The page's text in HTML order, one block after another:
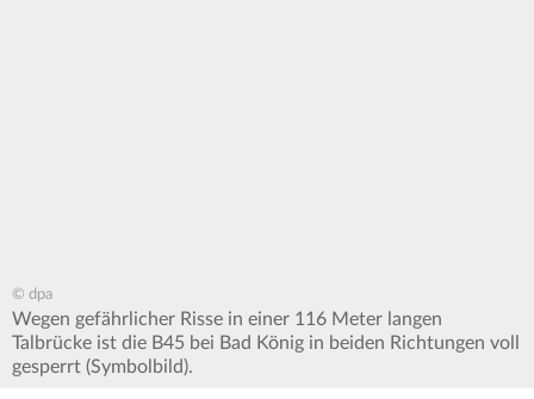
© dpa
Wegen gefährlicher Risse in einer 116 Meter langen
Talbrücke ist die B45 bei Bad König in beiden Richtungen voll
gesperrt (Symbolbild).